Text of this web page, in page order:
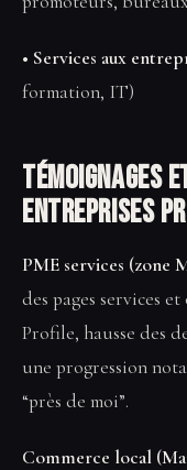
• Services aux
formation, IT)
Témoignages
entreprises
PME services (zone
des pages services
Profile, hausse des
une progression
“près de moi”.
Commerce local